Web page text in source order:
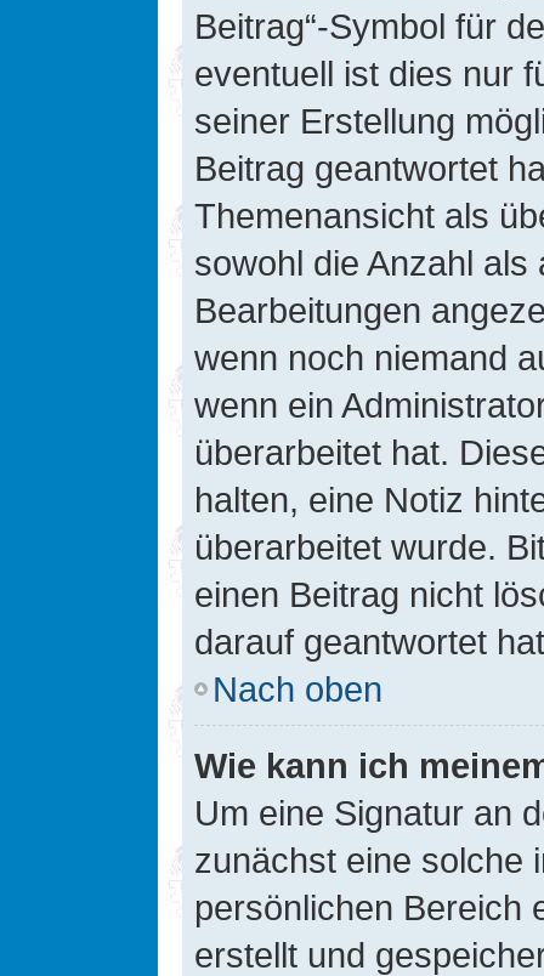
Beitrag“-Symbol für
eventuell ist dies nur
seiner Erstellung
Beitrag geantwortet
Themenansicht als
sowohl die Anzahl
Bearbeitungen
wenn noch niemand
wenn ein
überarbeitet hat.
halten, eine Notiz
überarbeitet wurde.
einen Beitrag nicht
darauf geantwortet
Nach oben
Wie kann ich
Um eine Signatur an
zunächst eine solche
persönlichen Bereich
erstellt und